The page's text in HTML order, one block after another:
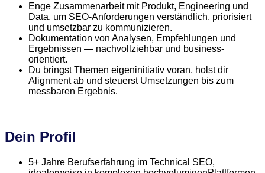
Enge Zusammenarbeit mit Produkt, Engineering und
Data, um SEO-Anforderungen verständlich, priorisiert
und umsetzbar zu kommunizieren.
Dokumentation von Analysen, Empfehlungen und
Ergebnissen — nachvollziehbar und business-
orientiert.
Du bringst Themen eigeninitiativ voran, holst dir
Alignment ab und steuerst Umsetzungen bis zum
messbaren Ergebnis.
Dein Profil
5+ Jahre Berufserfahrung im Technical SEO,